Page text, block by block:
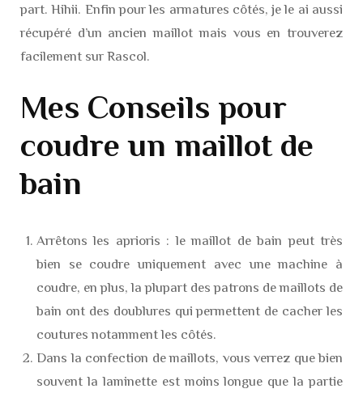
part. Hihii. Enfin pour les armatures côtés, je le ai aussi
récupéré d’un ancien maillot mais vous en trouverez
facilement sur Rascol.
Mes Conseils pour
coudre un maillot de
bain
Arrêtons les aprioris : le maillot de bain peut très
bien se coudre uniquement avec une machine à
coudre, en plus, la plupart des patrons de maillots de
bain ont des doublures qui permettent de cacher les
coutures notamment les côtés.
Dans la confection de maillots, vous verrez que bien
souvent la laminette est moins longue que la partie